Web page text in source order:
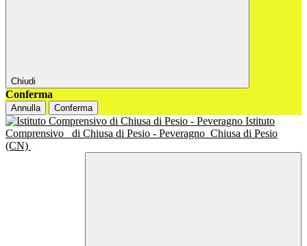
Chiudi
Conferma
Annulla Conferma
Istituto
Comprensivo
di Chiusa di Pesio - Peveragno Chiusa di Pesio
(CN)